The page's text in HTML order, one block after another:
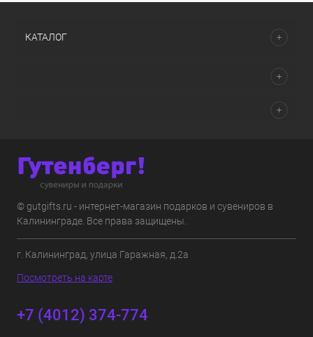
КАТАЛОГ
© gutgifts.ru - интернет-магазин подарков и сувениров в
Калининграде. Все права защищены.
г. Калининград, улица Гаражная, д.2а
Посмотреть на карте
+7 (4012) 374-774